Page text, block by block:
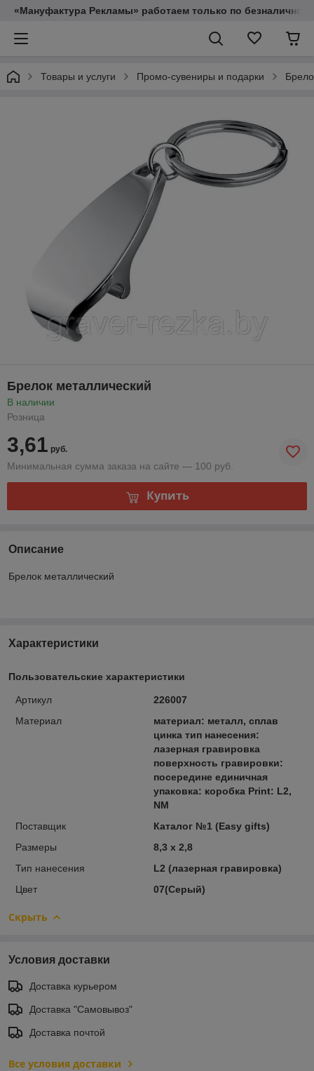
«Мануфактура Рекламы» работаем только по
Товары и услуги Промо-сувениры и подарки
Брелок металлический
В наличии
Розница
3,61 руб.
Минимальная сумма заказа на сайте — 100 руб.
Купить
Описание
Брелок металлический
Характеристики
Пользовательские характеристики
Артикул
226007
Материал
материал: металл, сплав
цинка тип нанесения:
лазерная гравировка
поверхность гравировки:
посередине единичная
упаковка: коробка Print: L2,
NM
Поставщик
Каталог №1 (Easy gifts)
Размеры
8,3 x 2,8
Тип нанесения
L2 (лазерная гравировка)
Цвет
07(Серый)
Скрыть
Условия доставки
Доставка курьером
Доставка "Самовывоз"
Доставка почтой
Все условия доставки